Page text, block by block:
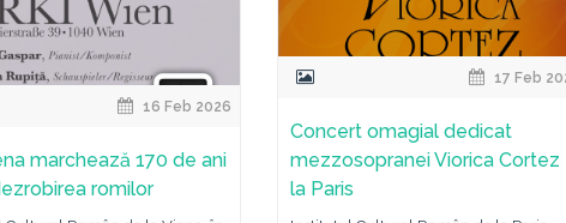
17 Feb
Concert omagial dedicat
mezzosopranei Viorica Cortez
la Paris
16 Feb 2026
marchează 170 de ani
romilor